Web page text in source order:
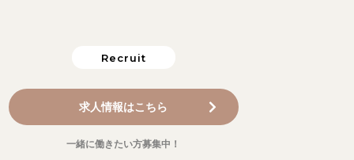
Recruit
求人情報はこちら
一緒に働きたい方募集中！